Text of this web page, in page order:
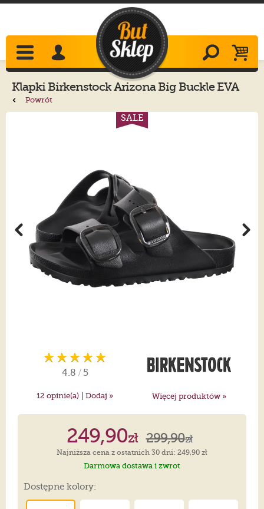
Klapki BirkenstockArizona Big Buckle EVA
Black 1029641
Powrót
SALE
4.8 / 5
12 opinie(a) | Dodaj » Więcej produktów »
249,90zł 299,90zł
Najniższa cena z ostatnich 30 dni: 249,90 zł
Darmowa dostawa i zwrot
Dostępne kolory: